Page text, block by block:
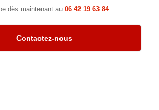
dès maintenant au 06 42 19 63 84
Contactez-nous